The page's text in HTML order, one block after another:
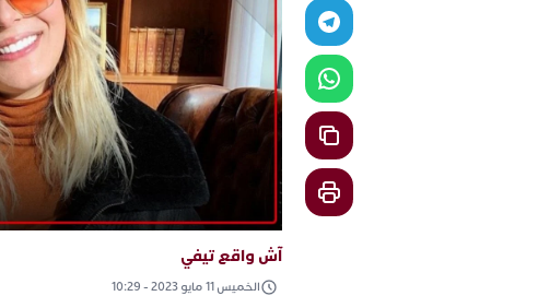
آش واقع تيفي
الخميس 11 مايو 2023 - 10:29